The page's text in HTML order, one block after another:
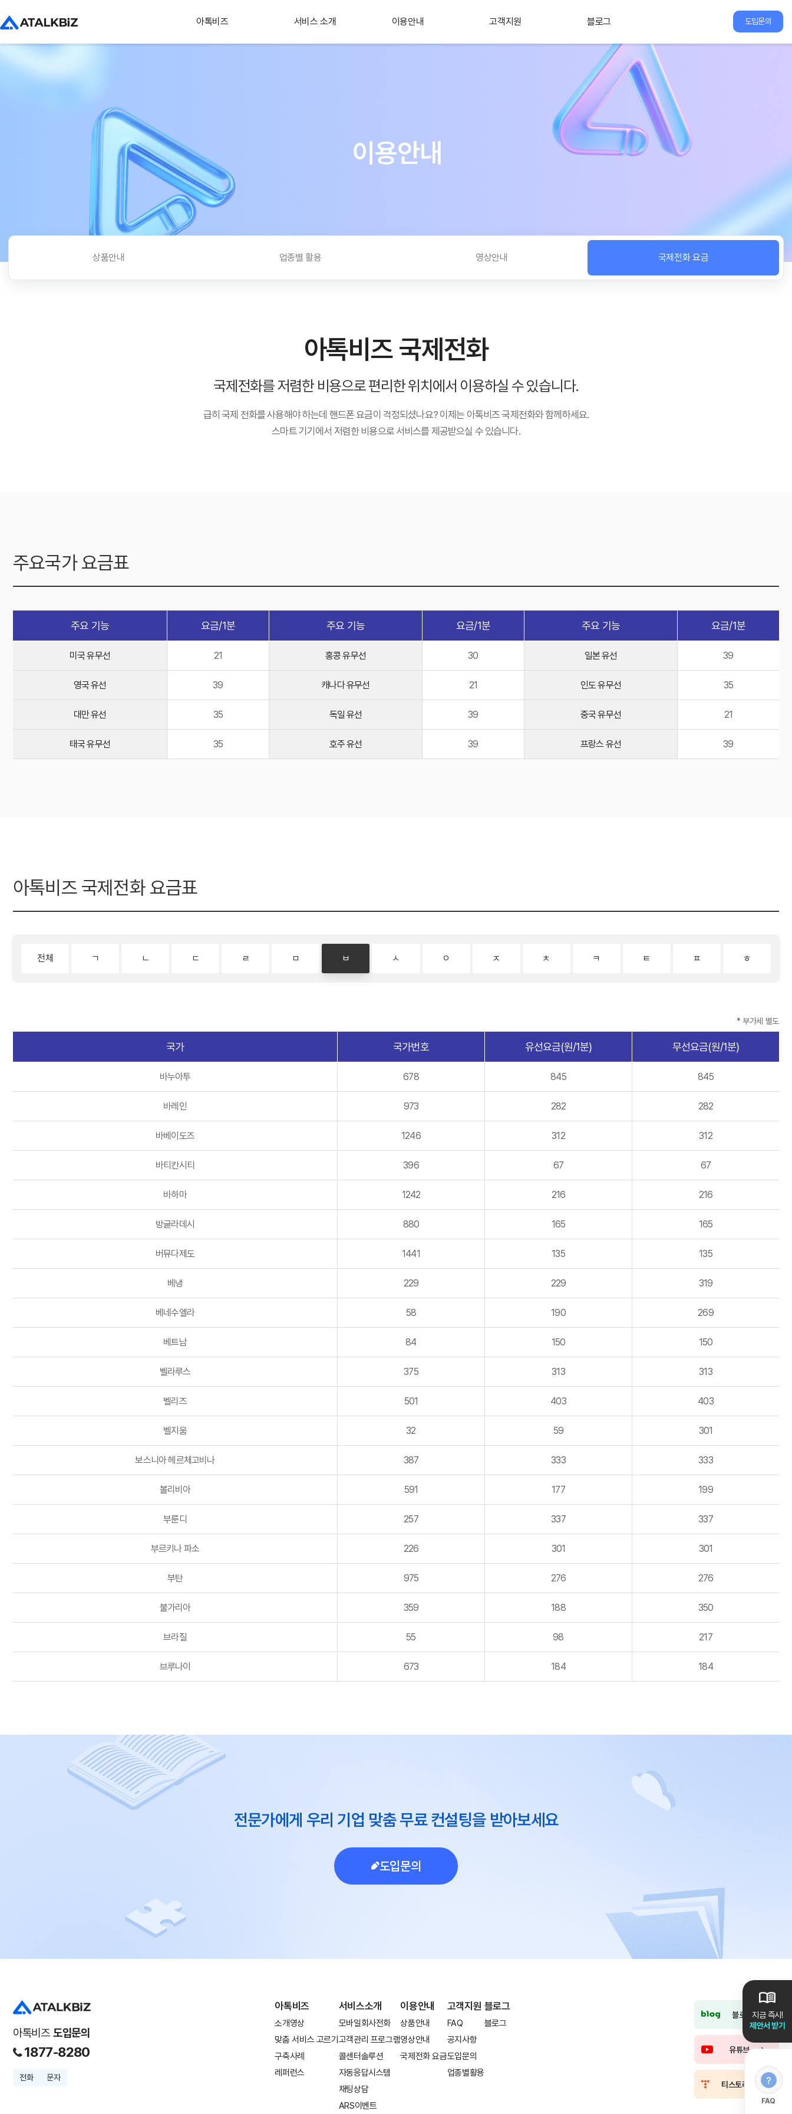
아톡비즈 서비스 소개 이용안내 고객지원 블로그 도입문의
이용안내
상품안내 업종별 활용 영상안내 국제전화 요금
아톡비즈 국제전화
국제전화를 저렴한 비용으로 편리한 위치에서 이용하실 수 있습니다.
급히 국제 전화를 사용해야 하는데 핸드폰 요금이 걱정되셨나요? 이제는 아톡비즈 국제전화와 함께하세요.
스마트 기기에서 저렴한 비용으로 서비스를 제공받으실 수 있습니다.
주요국가 요금표
주요 기능 요금/1분 주요 기능 요금/1분 주요 기능 요금/1분
미국 유무선 21 홍콩 유무선 30 일본 유선 39
영국 유선 39 캐나다 유무선 21 인도 유무선 35
대만 유선 35 독일 유선 39 중국 유무선 21
태국 유무선 35 호주 유선 39 프랑스 유선 39
아톡비즈 국제전화 요금표
전체 ㄱ ㄴ ㄷ ㄹ ㅁ ㅂ ㅅ ㅇ ㅈ ㅊ ㅋ ㅌ ㅍ ㅎ
* 부가세 별도
국가 국가번호 유선요금(원/1분) 무선요금(원/1분)
바누아투 678 845 845
바레인 973 282 282
바베이도즈 1246 312 312
바티칸시티 396 67 67
바하마 1242 216 216
방글라데시 880 165 165
버뮤다제도 1441 135 135
베냉 229 229 319
베네수엘라 58 190 269
베트남 84 150 150
벨라루스 375 313 313
벨리즈 501 403 403
벨지움 32 59 301
보스니아 헤르체고비나 387 333 333
볼리비아 591 177 199
부룬디 257 337 337
부르키나 파소 226 301 301
부탄 975 276 276
불가리아 359 188 350
브라질 55 98 217
브루나이 673 184 184
지금 즉시!
제안서 받기
FAQ
전문가에게 우리 기업 맞춤 무료 컨설팅을 받아보세요
도입문의
아톡비즈 도입문의
1877-8280
전화 문자
아톡비즈
소개영상
맞춤 서비스 고르기
구축사례
레퍼런스
서비스소개
모바일회사전화
고객관리 프로그램
콜센터솔루션
자동응답시스템
채팅상담
ARS이벤트
이용안내
상품안내
영상안내
국제전화 요금
고객지원
FAQ
공지사항
도입문의
업종별활용
블로그
블로그
블로그
유튜브
티스토리